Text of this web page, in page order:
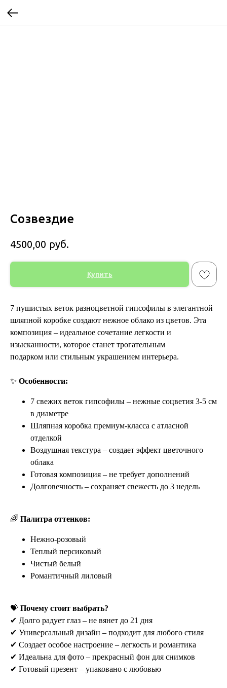
Созвездие
4500,00 руб.
Купить
7 пушистых веток разноцветной гипсофилы в элегантной
шляпной коробке создают нежное облако из цветов. Эта
композиция – идеальное сочетание легкости и
изысканности, которое станет трогательным
подарком или стильным украшением интерьера.
✨ Особенности:
7 свежих веток гипсофилы – нежные соцветия 3-5 см
в диаметре
Шляпная коробка премиум-класса с атласной
отделкой
Воздушная текстура – создает эффект цветочного
облака
Готовая композиция – не требует дополнений
Долговечность – сохраняет свежесть до 3 недель
🌈 Палитра оттенков:
Нежно-розовый
Теплый персиковый
Чистый белый
Романтичный лиловый
💝 Почему стоит выбрать?
✔ Долго радует глаз – не вянет до 21 дня
✔ Универсальный дизайн – подходит для любого стиля
✔ Создает особое настроение – легкость и романтика
✔ Идеальна для фото – прекрасный фон для снимков
✔ Готовый презент – упаковано с любовью